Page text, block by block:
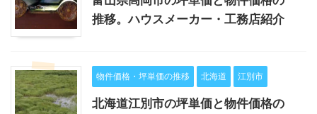
推移。ハウスメーカー・工務店紹介
物件価格・坪単価の推移 北海道 江別市
北海道江別市の坪単価と物件価格の